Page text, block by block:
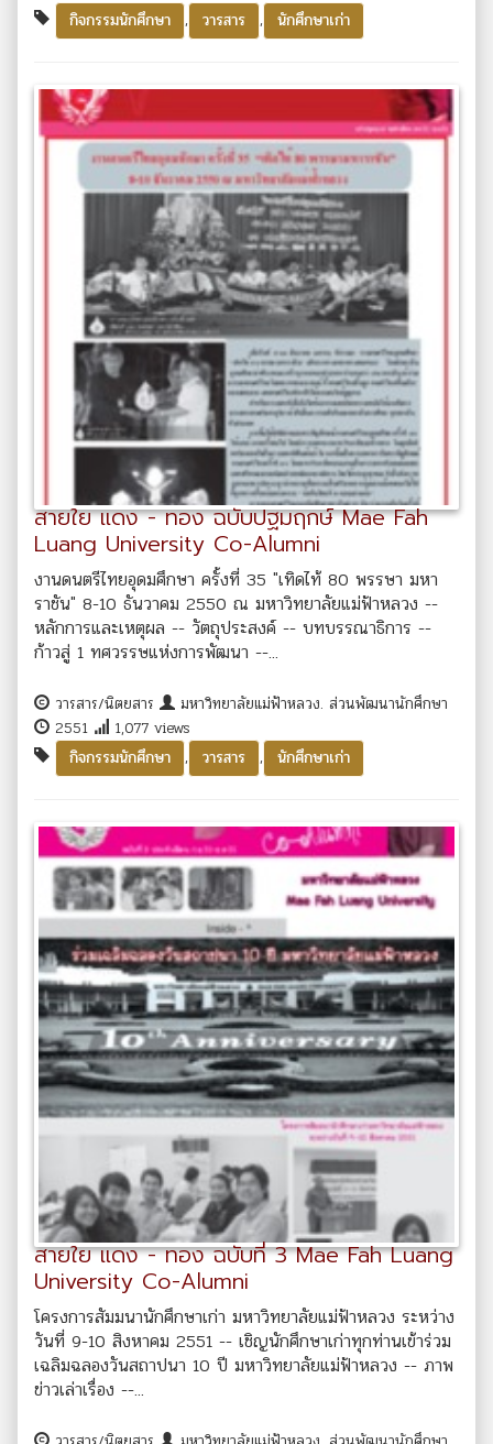
กิจกรรมนักศึกษา
, วารสาร , นักศึกษาเก่า
สายใย แดง - ทอง ฉบับปฐมฤกษ์ Mae Fah
Luang University Co-Alumni
งานดนตรีไทยอุดมศึกษา ครั้งที่ 35 "เทิดไท้ 80 พรรษา มหา
ราชัน" 8-10 ธันวาคม 2550 ณ มหาวิทยาลัยแม่ฟ้าหลวง --
หลักการและเหตุผล -- วัตถุประสงค์ -- บทบรรณาธิการ --
ก้าวสู่ 1 ทศวรรษแห่งการพัฒนา --...
วารสาร/นิตยสาร
มหาวิทยาลัยแม่ฟ้าหลวง. ส่วนพัฒนานักศึกษา
2551
1,077 views
กิจกรรมนักศึกษา
, วารสาร , นักศึกษาเก่า
สายใย แดง - ทอง ฉบับที่ 3 Mae Fah Luang
University Co-Alumni
โครงการสัมมนานักศึกษาเก่า มหาวิทยาลัยแม่ฟ้าหลวง ระหว่าง
วันที่ 9-10 สิงหาคม 2551 -- เชิญนักศึกษาเก่าทุกท่านเข้าร่วม
เฉลิมฉลองวันสถาปนา 10 ปี มหาวิทยาลัยแม่ฟ้าหลวง -- ภาพ
ข่าวเล่าเรื่อง --...